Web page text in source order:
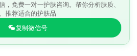
，免费一对一护肤咨询。帮你分析肤质、
推荐适合的护肤品
复制微信号